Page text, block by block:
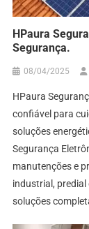
HPaura
Segurança.
08/04/2025
HPaura
confiável para
soluções
Segurança
manutenções e
industrial, predial
soluções